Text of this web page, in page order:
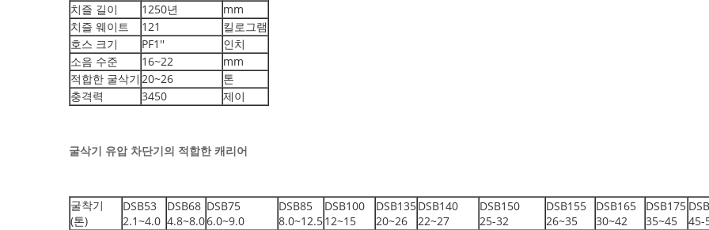
치즐 길이
1250년
mm
치즐 웨이트
121
킬로그램
호스 크기
PF1''
인치
소음 수준
16~22
mm
적합한 굴삭기 20~26
톤
충격력
3450 제이
굴삭기 유압 차단기의 적합한 캐리어
굴착기
(톤)
DSB53
2.1~4.0
DSB68
4.8~8.0
DSB75
6.0~9.0
DSB85
8.0~12.5
DSB100
12~15
DSB135
20~26
DSB140
22~27
DSB150
25-32
DSB155
26~35
DSB165
30~42
DSB175
35~45
45-